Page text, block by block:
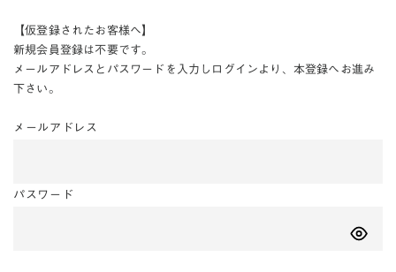
【仮登録されたお客様へ】
新規会員登録は不要です。
メールアドレスとパスワードを入力しログインより、本登録へお進み
下さい。
メールアドレス
パスワード